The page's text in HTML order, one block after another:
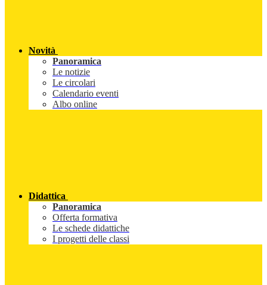
Novità
Panoramica
Le notizie
Le circolari
Calendario eventi
Albo online
Didattica
Panoramica
Offerta formativa
Le schede didattiche
I progetti delle classi